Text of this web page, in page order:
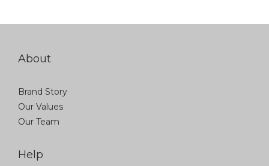
About
Brand Story
Our Values
Our Team
Help